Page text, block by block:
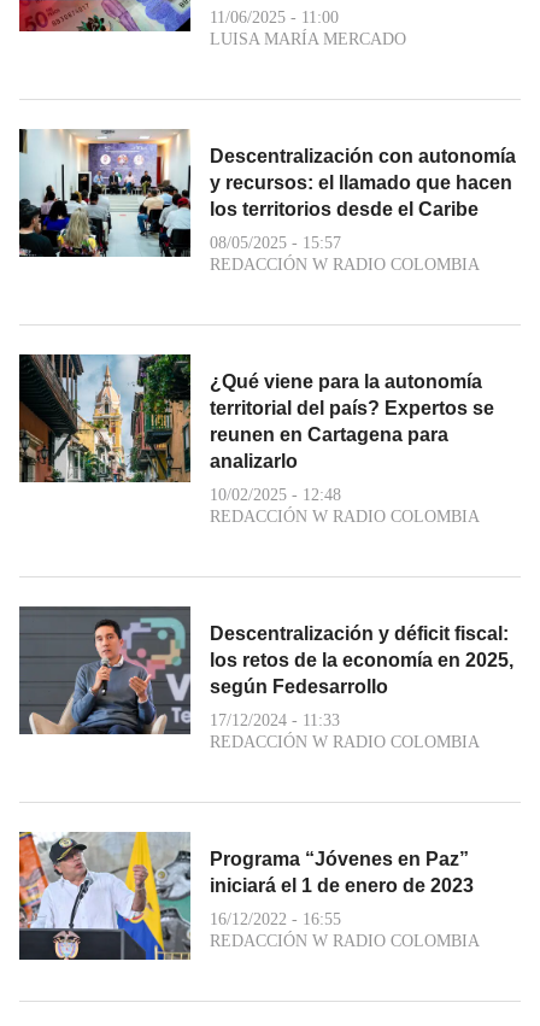
11/06/2025 - 11:00
LUISA MARÍA MERCADO
Descentralización con autonomía
y recursos: el llamado que hacen
los territorios desde el Caribe
08/05/2025 - 15:57
REDACCIÓN W RADIO COLOMBIA
¿Qué viene para la autonomía
territorial del país? Expertos se
reunen en Cartagena para
analizarlo
10/02/2025 - 12:48
REDACCIÓN W RADIO COLOMBIA
Descentralización y déficit fiscal:
los retos de la economía en 2025,
según Fedesarrollo
17/12/2024 - 11:33
REDACCIÓN W RADIO COLOMBIA
Programa “Jóvenes en Paz”
iniciará el 1 de enero de 2023
16/12/2022 - 16:55
REDACCIÓN W RADIO COLOMBIA